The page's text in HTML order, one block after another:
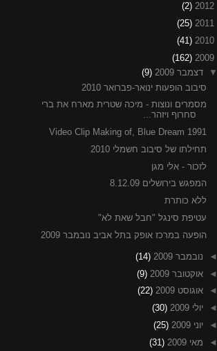
2012
(2)
2011
(25)
2010
(41)
2009
(162)
▼ דצמבר 2009
(9)
סיבוב הופעות ינואר-פברואר 2010
מסמרים ונוצות - מיכה שטרית מארח את ברי
סחרוף ויזהר...
Video Clip Making of, Blue Dream 1991
תחילתו של סיבוב חשמלי 2010
לזכור - אלי מגן
המפגש בירושלים 8.12.09
ללא כותרת
עטיפת סינגל "חבל שאת לא"
הופעה במרכז אופק בתל אביב נובמבר 2009
◄ נובמבר 2009
(14)
◄ אוקטובר 2009
(9)
◄ אוגוסט 2009
(22)
◄ יולי 2009
(30)
◄ יוני 2009
(25)
◄ מאי 2009
(31)